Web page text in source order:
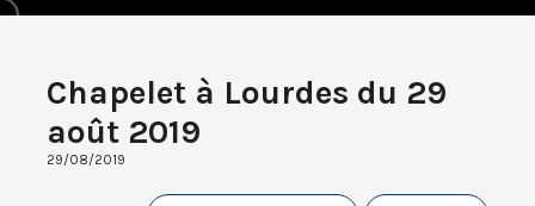
Chapelet à Lourdes du 29
août 2019
29/08/2019